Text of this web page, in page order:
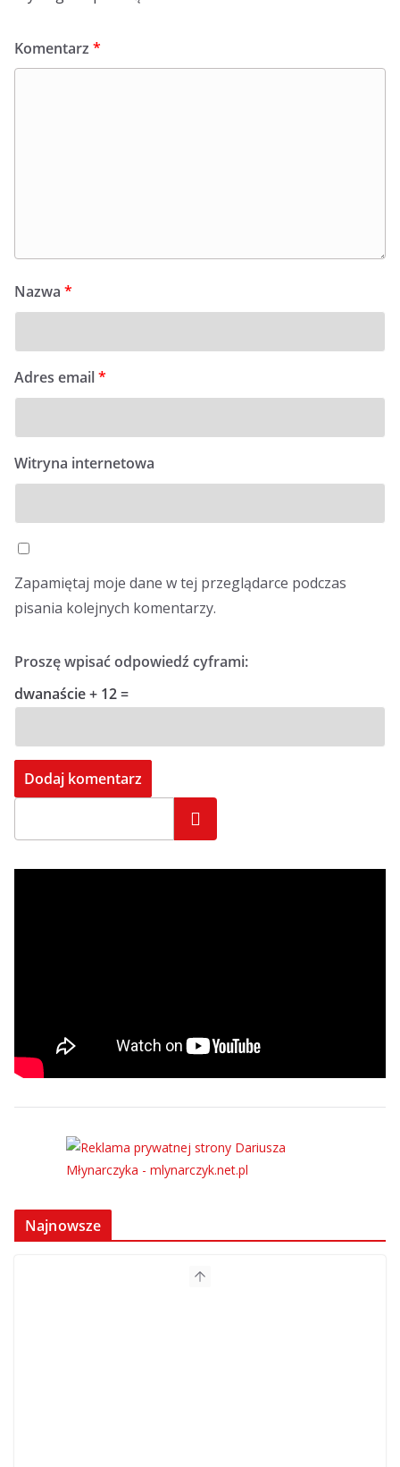
Komentarz *
Nazwa *
Adres email*
Witryna internetowa
Zapamiętaj moje dane w tej przeglądarce podczas
pisania kolejnych komentarzy.
Proszę wpisać odpowiedź cyframi:
dwanaście + 12 =
Szukaj
Najnowsze